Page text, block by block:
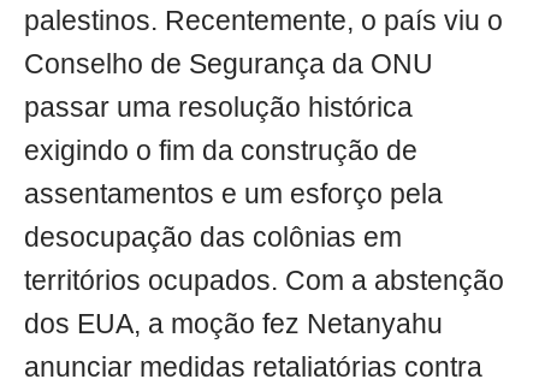
palestinos. Recentemente, o país viu o
Conselho de Segurança da ONU
passar uma resolução histórica
exigindo o fim da construção de
assentamentos e um esforço pela
desocupação das colônias em
territórios ocupados. Com a abstenção
dos EUA, a moção fez Netanyahu
anunciar medidas retaliatórias contra